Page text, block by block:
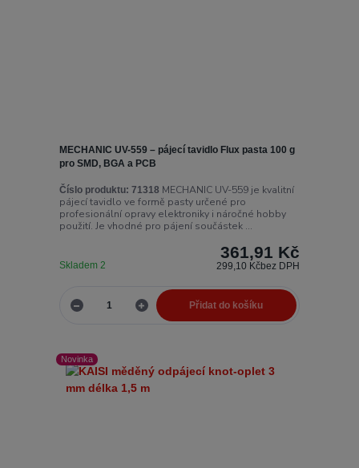
MECHANIC UV-559 – pájecí tavidlo Flux pasta 100 g
pro SMD, BGA a PCB
Číslo produktu: 71318 MECHANIC UV-559 je kvalitní
pájecí tavidlo ve formě pasty určené pro
profesionální opravy elektroniky i náročné hobby
použití. Je vhodné pro pájení součástek ...
361,91 Kč
299,10 Kčbez DPH
Skladem 2
Přidat do košíku
Novinka